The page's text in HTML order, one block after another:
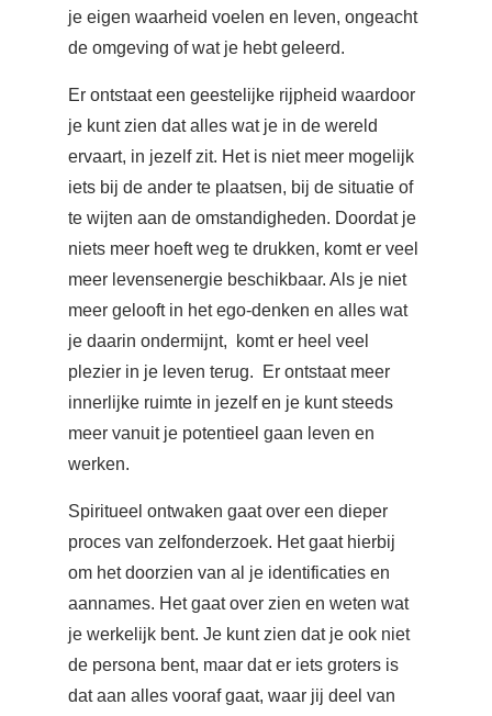
je eigen waarheid voelen en leven, ongeacht
de omgeving of wat je hebt geleerd.
Er ontstaat een geestelijke rijpheid waardoor
je kunt zien dat alles wat je in de wereld
ervaart, in jezelf zit. Het is niet meer mogelijk
iets bij de ander te plaatsen, bij de situatie of
te wijten aan de omstandigheden. Doordat je
niets meer hoeft weg te drukken, komt er veel
meer levensenergie beschikbaar. Als je niet
meer gelooft in het ego-denken en alles wat
je daarin ondermijnt, komt er heel veel
plezier in je leven terug. Er ontstaat meer
innerlijke ruimte in jezelf en je kunt steeds
meer vanuit je potentieel gaan leven en
werken.
Spiritueel ontwaken gaat over een dieper
proces van zelfonderzoek. Het gaat hierbij
om het doorzien van al je identificaties en
aannames. Het gaat over zien en weten wat
je werkelijk bent. Je kunt zien dat je ook niet
de persona bent, maar dat er iets groters is
dat aan alles vooraf gaat, waar jij deel van